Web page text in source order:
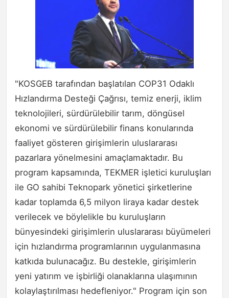
"KOSGEB tarafından başlatılan COP31 Odaklı
Hızlandırma Desteği Çağrısı, temiz enerji, iklim
teknolojileri, sürdürülebilir tarım, döngüsel
ekonomi ve sürdürülebilir finans konularında
faaliyet gösteren girişimlerin uluslararası
pazarlara yönelmesini amaçlamaktadır. Bu
program kapsamında, TEKMER işletici kuruluşları
ile GO sahibi Teknopark yönetici şirketlerine
kadar toplamda 6,5 milyon liraya kadar destek
verilecek ve böylelikle bu kuruluşların
bünyesindeki girişimlerin uluslararası büyümeleri
için hızlandırma programlarının uygulanmasına
katkıda bulunacağız. Bu destekle, girişimlerin
yeni yatırım ve işbirliği olanaklarına ulaşımının
kolaylaştırılması hedefleniyor." Program için son